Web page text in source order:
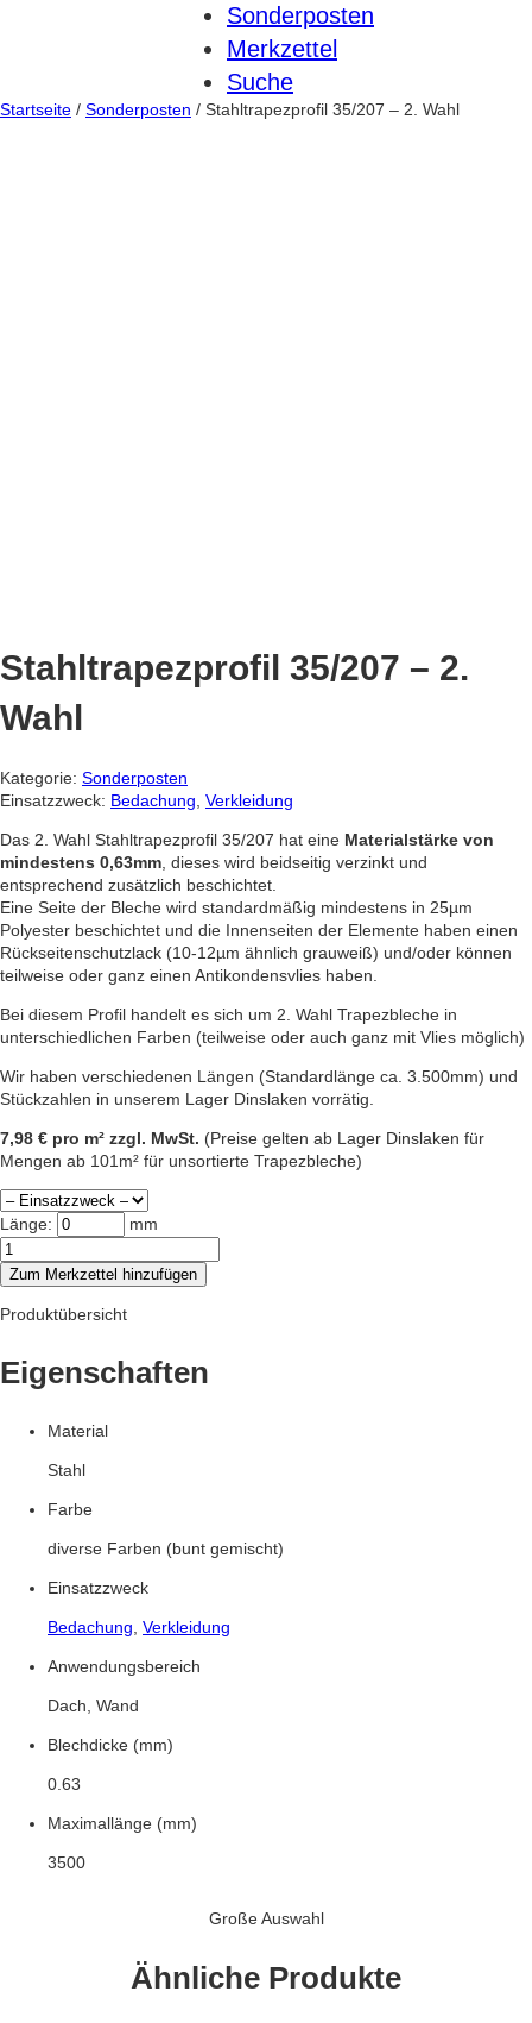
Sonderposten
Merkzettel
Suche
Startseite / Sonderposten / Stahltrapezprofil 35/207 – 2. Wahl
Stahltrapezprofil 35/207 – 2.
Wahl
Kategorie: Sonderposten
Einsatzzweck: Bedachung Verkleidung
Das 2. Wahl Stahltrapezprofil 35/207 hat eine Materialstärke von
mindestens 0,63mm , dieses wird beidseitig verzinkt und
entsprechend zusätzlich beschichtet.
Eine Seite der Bleche wird standardmäßig mindestens in 25µm
Polyester beschichtet und die Innenseiten der Elemente haben einen
Rückseitenschutzlack (10-12µm ähnlich grauweiß) und/oder können
teilweise oder ganz einen Antikondensvlies haben.
Bei diesem Profil handelt es sich um 2. Wahl Trapezbleche in
unterschiedlichen Farben (teilweise oder auch ganz mit Vlies möglich)
Wir haben verschiedenen Längen (Standardlänge ca. 3.500mm) und
Stückzahlen in unserem Lager Dinslaken vorrätig.
7,98 € pro m² zzgl. MwSt. (Preise gelten ab Lager Dinslaken für
Mengen ab 101m² für unsortierte Trapezbleche)
Länge:
mm
Stahltrapezprofil
35/207
–
2.
Menge
Zum Merkzettel hinzufügen
Produktübersicht
Eigenschaften
Material
Stahl
Farbe
diverse Farben (bunt gemischt)
Einsatzzweck
Bedachung Verkleidung
Anwendungsbereich
Dach, Wand
Blechdicke (mm)
0.63
Maximallänge (mm)
3500
Große Auswahl
Ähnliche Produkte